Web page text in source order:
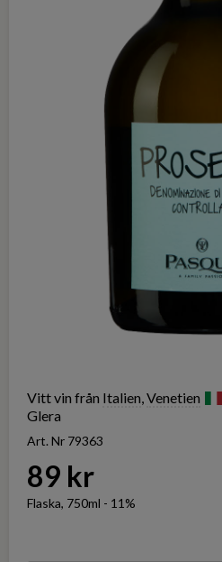
Vitt vin från Italien,Venetien
Glera
Art. Nr 79363
89 kr
Flaska, 750ml - 11%